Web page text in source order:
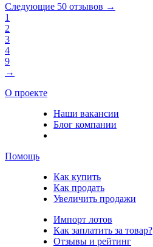
Следующие 50 отзывов →
1
2
3
4
9
→
О проекте
Наши вакансии
Блог компании
Помощь
Как купить
Как продать
Увеличить продажи
Импорт лотов
Как заплатить за товар?
Отзывы и рейтинг